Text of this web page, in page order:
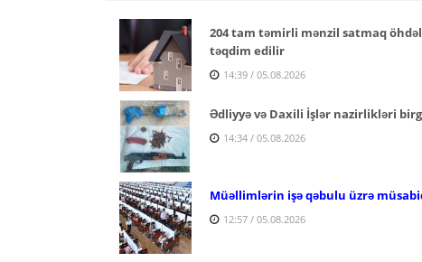
204 tam təmirli mənzil satmaq
təqdim edilir
14:39 / 05.08.2026
Ədliyyə və Daxili İşlər nazirlikləri
14:34 / 05.08.2026
Müəllimlərin işə qəbulu üzrə
12:57 / 05.08.2026